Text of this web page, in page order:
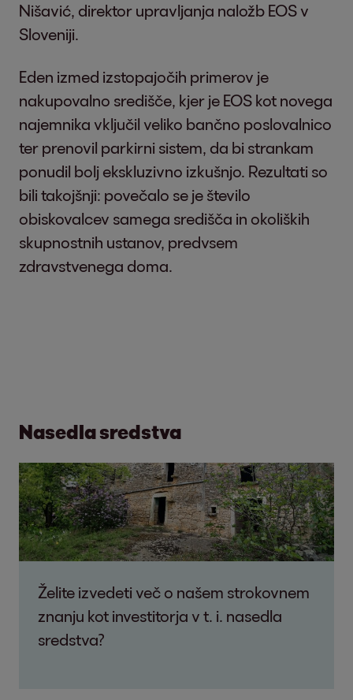
Nišavić, direktor upravljanja naložb EOS v
Sloveniji.
Eden izmed izstopajočih primerov je
nakupovalno središče, kjer je EOS kot novega
najemnika vključil veliko bančno poslovalnico
ter prenovil parkirni sistem, da bi strankam
ponudil bolj ekskluzivno izkušnjo. Rezultati so
bili takojšnji: povečalo se je število
obiskovalcev samega središča in okoliških
skupnostnih ustanov, predvsem
zdravstvenega doma.
Nasedla sredstva
Želite izvedeti več o našem strokovnem
znanju kot investitorja v t. i. nasedla
sredstva?